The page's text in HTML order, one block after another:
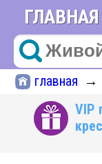
ГЛАВНАЯ
главная →
VIP